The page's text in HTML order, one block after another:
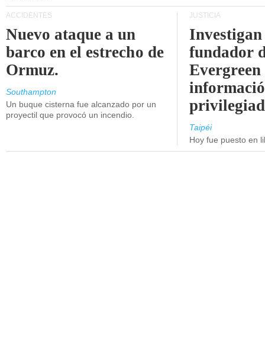
ACCIDENTES
Nuevo ataque a un
barco en el estrecho de
Ormuz.
Southampton
Un buque cisterna fue alcanzado por un
proyectil que provocó un incendio.
JUSTICIA
fundador
Taipéi
Hoy fue puesto en